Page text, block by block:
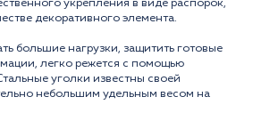
укрепления в виде распорок,
декоративного элемента.
большие нагрузки, защитить готовые
легко режется с помощью
уголки известны своей
небольшим удельным весом на